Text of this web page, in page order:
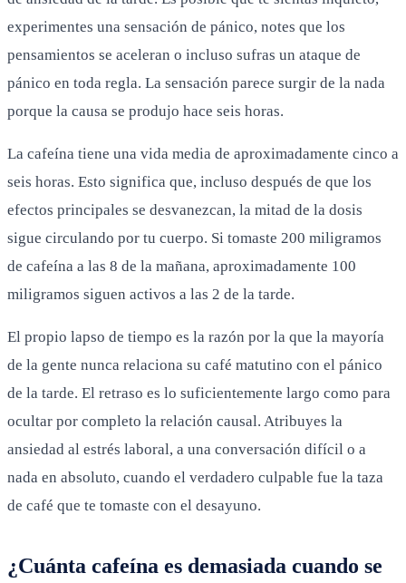
experimentes una sensación de pánico, notes que los
pensamientos se aceleran o incluso sufras un ataque de
pánico en toda regla. La sensación parece surgir de la nada
porque la causa se produjo hace seis horas.
La cafeína tiene una vida media de aproximadamente cinco a
seis horas. Esto significa que, incluso después de que los
efectos principales se desvanezcan, la mitad de la dosis
sigue circulando por tu cuerpo. Si tomaste 200 miligramos
de cafeína a las 8 de la mañana, aproximadamente 100
miligramos siguen activos a las 2 de la tarde.
El propio lapso de tiempo es la razón por la que la mayoría
de la gente nunca relaciona su café matutino con el pánico
de la tarde. El retraso es lo suficientemente largo como para
ocultar por completo la relación causal. Atribuyes la
ansiedad al estrés laboral, a una conversación difícil o a
nada en absoluto, cuando el verdadero culpable fue la taza
de café que te tomaste con el desayuno.
¿Cuánta cafeína es demasiada cuando se